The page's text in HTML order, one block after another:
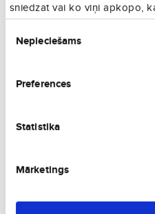
sniedzat vai ko viņi apkopo,
izvēle
Nepieciešams
Preferences
Statistika
Mārketings
20. 08., C
24. 09., C
21. 08., Pk